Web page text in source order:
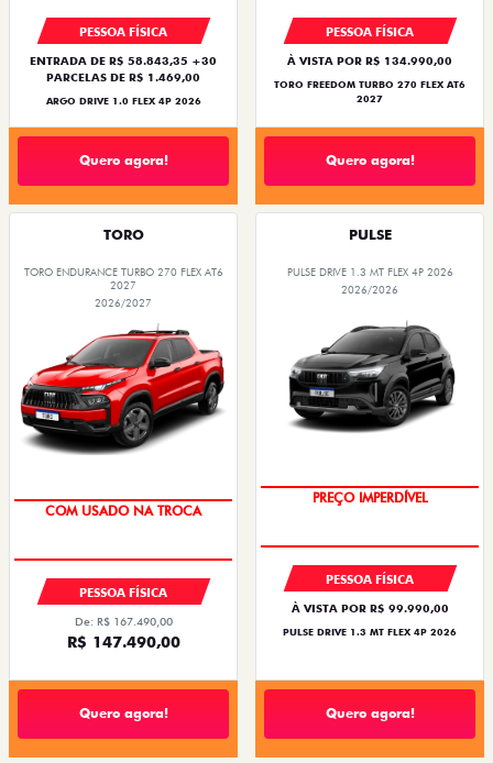
PESSOA FÍSICA
ENTRADA DE R$ 58.843,35 +30
PARCELAS DE R$ 1.469,00
ARGO DRIVE 1.0 FLEX 4P 2026
Quero agora!
PESSOA FÍSICA
À VISTA POR R$ 134.990,00
TORO FREEDOM TURBO 270 FLEX AT6
2027
Quero agora!
TORO
TORO ENDURANCE TURBO 270 FLEX AT6
2027
2026/2027
COM USADO NA TROCA
PESSOA FÍSICA
De: R$ 167.490,00
R$ 147.490,00
Quero agora!
PULSE
PULSE DRIVE 1.3 MT FLEX 4P 2026
2026/2026
PREÇO IMPERDÍVEL
PESSOA FÍSICA
À VISTA POR R$ 99.990,00
PULSE DRIVE 1.3 MT FLEX 4P 2026
Quero agora!